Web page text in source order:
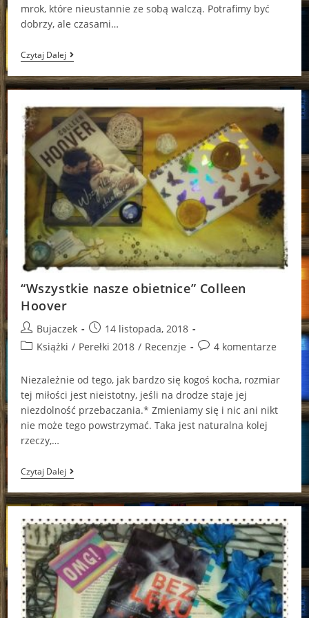
mrok, które nieustannie ze sobą walczą. Potrafimy być
dobrzy, ale czasami…
Czytaj Dalej“Coraz
Większy
Mrok”
Colleen
“Wszystkie nasze obietnice” Colleen
Hoover
Post
author:
Bujaczek
Post
published:
14 listopada, 2018
PostKsiążki / Perełki 2018 / Recenzje
Post4 komentarze
Niezależnie od tego, jak bardzo się kogoś kocha, rozmiar
tej miłości jest nieistotny, jeśli na drodze staje jej
niezdolność przebaczania.* Zmieniamy się i nic ani nikt
nie może tego powstrzymać. Taka jest naturalna kolej
rzeczy,…
Czytaj Dalej“Wszystkie
Nasze
Obietnice”
Colleen